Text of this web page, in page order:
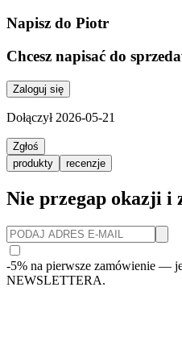
Napisz do Piotr
Chcesz napisać do
Zaloguj się
Dołączył 2026-05-21
Zgłoś
produkty
recenzje
Nie przegap okazji i
-5% na pierwsze zamówienie —
NEWSLETTERA.